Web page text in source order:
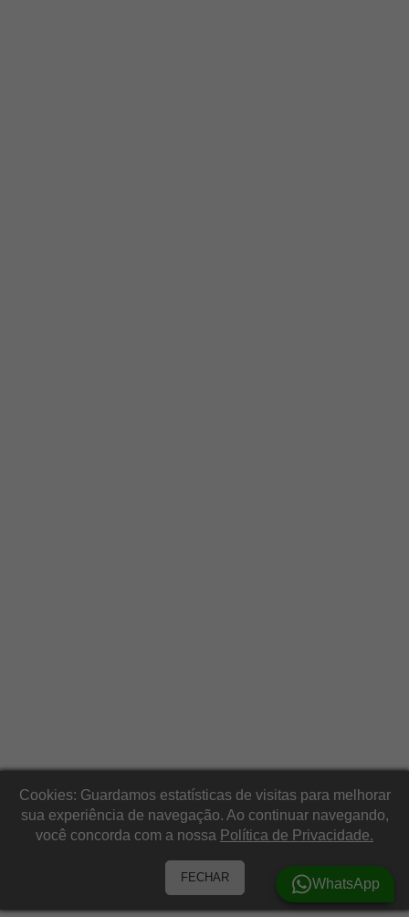
Cookies: Guardamos estatísticas de visitas para melhorar
sua experiência de navegação. Ao continuar navegando,
você concorda com a nossa Política de Privacidade.
FECHAR WhatsApp